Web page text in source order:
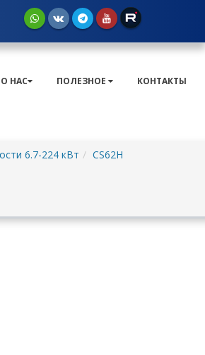
О НАС ПОЛЕЗНОЕ КОНТАКТЫ
6.7-224 кВт
CS62H